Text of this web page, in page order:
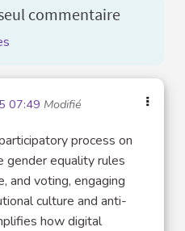
commentaire
07:49 Modifié
process on
gender equality rules
and voting, engaging
culture and anti-
how digital